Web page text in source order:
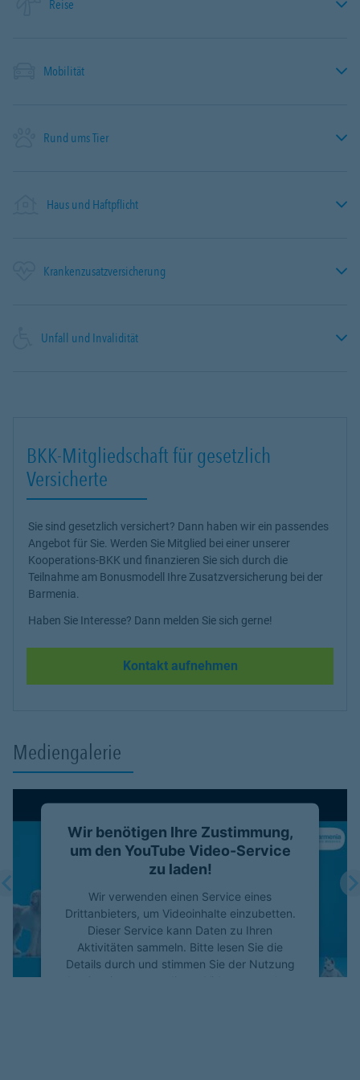
Reise
Mobilität
Rund ums Tier
Haus und Haftpflicht
Krankenzusatzversicherung
Unfall und Invalidität
BKK-Mitgliedschaft für gesetzlich
Versicherte
Sie sind gesetzlich versichert? Dann haben wir ein passendes
Angebot für Sie. Werden Sie Mitglied bei einer unserer
Kooperations-BKK und finanzieren Sie sich durch die
Teilnahme am Bonusmodell Ihre Zusatzversicherung bei der
Barmenia.
Haben Sie Interesse? Dann melden Sie sich gerne!
Kontakt aufnehmen
Mediengalerie
Wir benötigen Ihre Zustimmung,
um den YouTube Video-Service
zu laden!
Wir verwenden einen Service eines
Drittanbieters, um Videoinhalte einzubetten.
Dieser Service kann Daten zu Ihren
Aktivitäten sammeln. Bitte lesen Sie die
Details durch und stimmen Sie der Nutzung
Wir benötigen Ihre Zustimmung,
um den YouTube Video-Service
zu laden!
Wir verwenden einen Service eines
Drittanbieters, um Videoinhalte einzubetten.
Dieser Service kann Daten zu Ihren
Aktivitäten sammeln. Bitte lesen Sie die
Details durch und stimmen Sie der Nutzung